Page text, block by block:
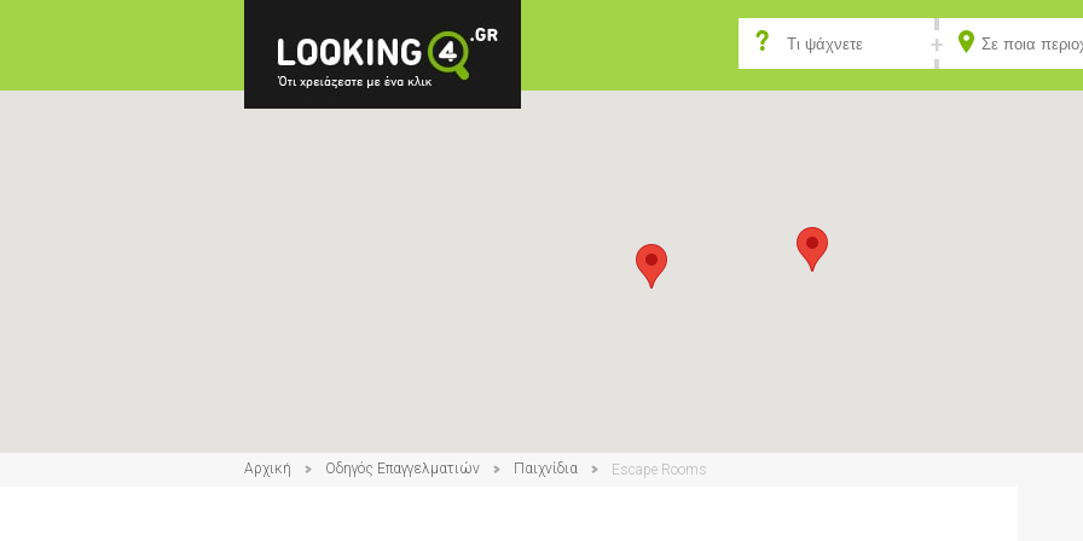
4
Αρχική Οδηγός Επαγγελματιών Παιχνίδια Escape Rooms